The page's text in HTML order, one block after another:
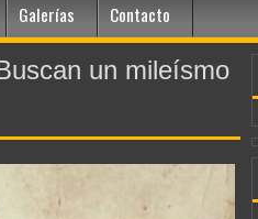
Galerías Contacto
un mileísmo